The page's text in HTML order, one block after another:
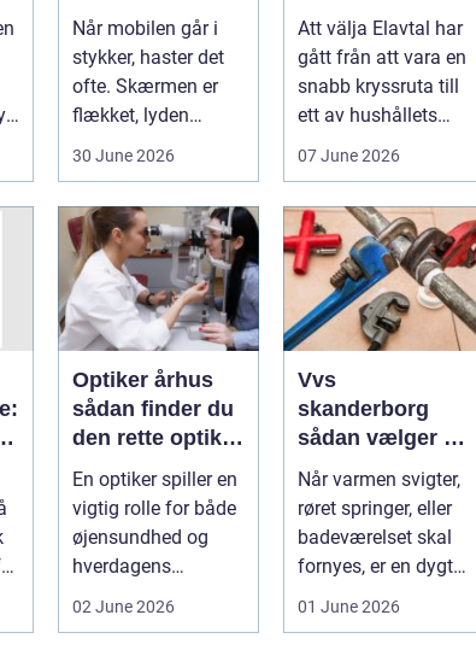
rette værksted
Når mobilen går i
stykker, haster det
ofte. Skærmen er
flækket, lyden
30 June 2026
rörlig elmarknad
Att välja Elavtal har
gått från att vara en
snabb kryssruta till
ett av hushållets
07 June 2026
Optiker århus
sådan finder du
den rette optiker
i byen
En optiker spiller en
vigtig rolle for både
øjensundhed og
hverdagens
02 June 2026
Vvs
skanderborg
sådan vælger du
den rigtige
installatør
Når varmen svigter,
røret springer, eller
badeværelset skal
fornyes, er en dygtig
01 June 2026